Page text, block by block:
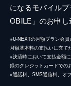
になるモバイル
OBILE」のお申し
※U-NEXTの月額プラン会
月額基本料の支払いに充て
※決済時において支払金額
録のクレジットカードでの
※通話料、SMS通信料、オ